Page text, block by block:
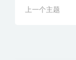
上一个主题